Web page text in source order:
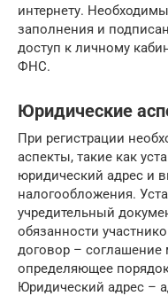
интернету.
заполнения и
доступ к личному
ФНС.
Юридические
При регистрации
аспекты, такие как
юридический адрес и
налогообложения.
учредительный
обязанности
договор – соглашение
определяющее
Юридический адрес –